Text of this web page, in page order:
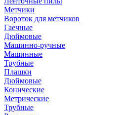
Метчики
Вороток для метчиков
Гаечные
Дюймовые
Машинно-ручные
Машинные
Трубные
Плашки
Дюймовые
Конические
Метрические
Трубные